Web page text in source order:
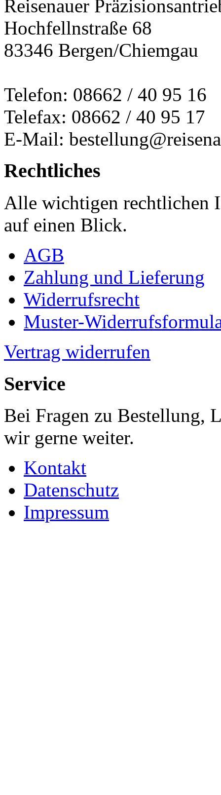
Reisenauer
Hochfellnstraße 68
83346 Bergen/Chiemgau
Telefon: 08662 / 40 95 16
Telefax: 08662 / 40 95 17
E-Mail:
Rechtliches
Alle wichtigen rechtlichen
auf einen Blick.
AGB
Zahlung und Lieferung
Widerrufsrecht
Muster-
Vertrag widerrufen
Service
Bei Fragen zu Bestellung,
wir gerne weiter.
Kontakt
Datenschutz
Impressum